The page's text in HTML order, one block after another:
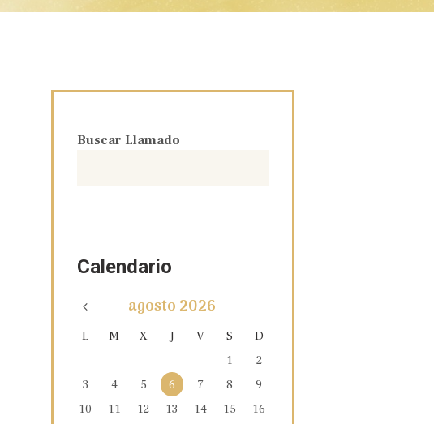
Buscar Llamado
Calendario
agosto 2026
L M X J V S
D
1
2
3
4 5 6 7 8
9
10
11 12 13 14 15
16